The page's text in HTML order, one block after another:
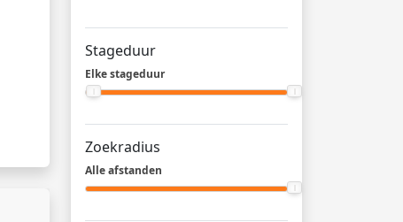
Stageduur
Elke stageduur
Zoekradius
Alle afstanden